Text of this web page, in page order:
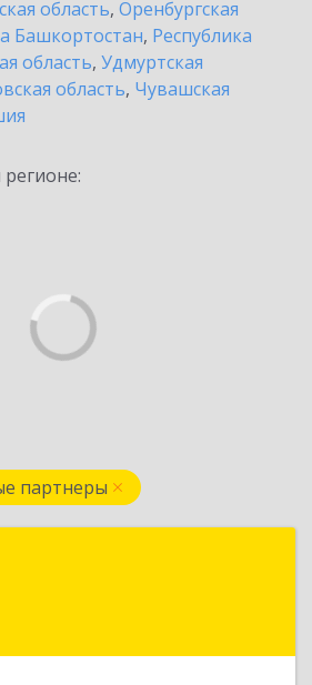
область, Оренбургская
Башкортостан, Республика
область, Удмуртская
область, Чувашская
партнеры
Татарстан Респ (Татарстан),